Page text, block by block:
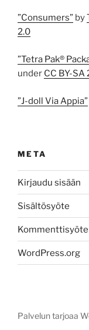
”Consumers” by
2.0
”Tetra Pak®
under CC BY-SA
”J-doll Via Appia”
META
Kirjaudu sisään
Sisältösyöte
Kommenttisyöte
WordPress.org
Palvelun tarjoaa